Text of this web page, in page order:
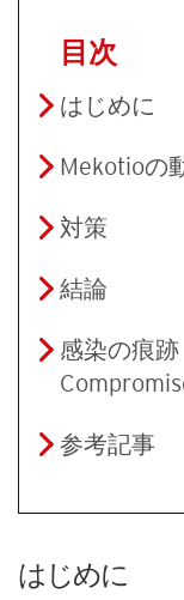
目次
はじめに
Mekotioの
対策
結論
感染の痕
参考記事
はじめに